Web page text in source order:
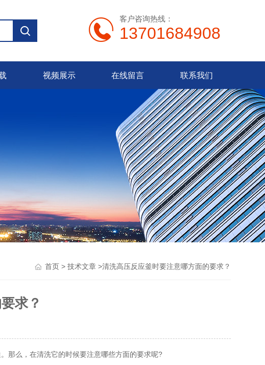
客户咨询热线：
13701684908
视频展示 在线留言 联系我们
首页> 技术文章>清洗高压反应釜时要注意哪方面的要求？
求？
么，在清洗它的时候要注意哪些方面的要求呢?